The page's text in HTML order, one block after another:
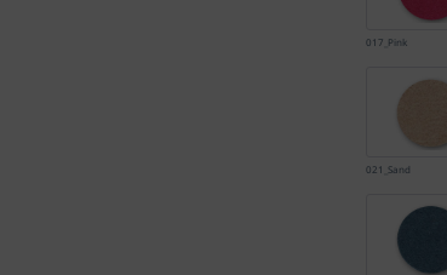
017_Pink
021_Sand